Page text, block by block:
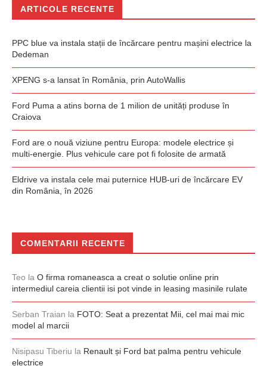
ARTICOLE RECENTE
PPC blue va instala stații de încărcare pentru mașini electrice la
Dedeman
XPENG s-a lansat în România, prin AutoWallis
Ford Puma a atins borna de 1 milion de unități produse în
Craiova
Ford are o nouă viziune pentru Europa: modele electrice și
multi-energie. Plus vehicule care pot fi folosite de armată
Eldrive va instala cele mai puternice HUB-uri de încărcare EV
din România, în 2026
COMENTARII RECENTE
Teo la O firma romaneasca a creat o solutie online prin
intermediul careia clientii isi pot vinde in leasing masinile rulate
Serban Traian la FOTO: Seat a prezentat Mii, cel mai mai mic
model al marcii
Nisipasu Tiberiu la Renault și Ford bat palma pentru vehicule
electrice